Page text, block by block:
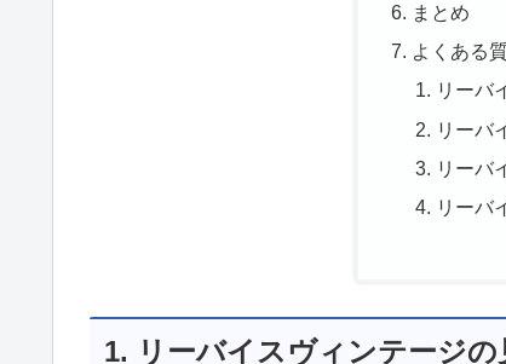
まとめ
よくある
リーバ
リーバ
リーバ
リーバ
1. リーバイスヴィンテージ